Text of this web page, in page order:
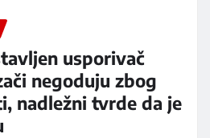
usporivač
negoduju zbog
nadležni tvrde da je